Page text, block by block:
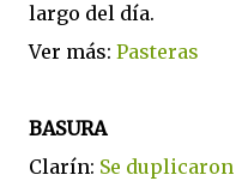
largo del día.
Ver más: Pasteras
BASURA
Clarín: Se